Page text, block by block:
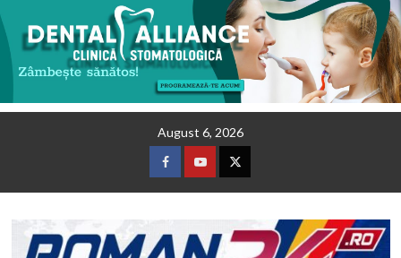
August 6, 2026
FacebookYoutubeTwitter